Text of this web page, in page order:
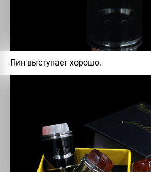
Пин выступает хорошо.